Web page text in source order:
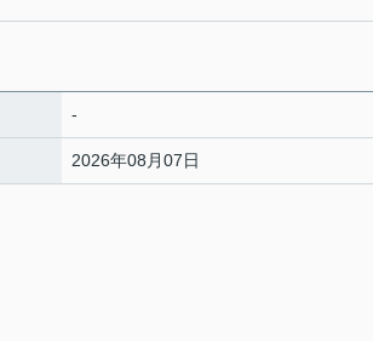
-
2026年08月07日